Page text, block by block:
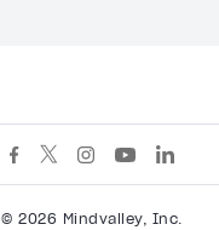
© 2026 Mindvalley, Inc.